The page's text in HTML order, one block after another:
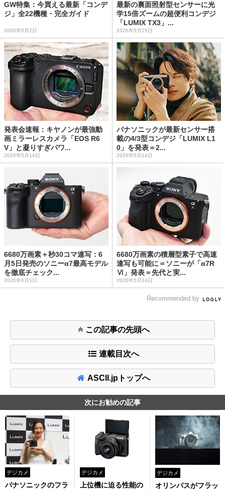
GW特集：今買える最新「コンデ
ジ」全22機種・完全ガイド
2026年5月2日
最新の裏面照射型センサーに光
学15倍ズームの超便利コンデジ
「LUMIX TX3」...
2026年5月25日
発表会速報：キヤノンが最強動
画ミラーレスカメラ「EOS R6
V」と凝りすぎパワ...
2026年5月14日
パナソニックが最新センサー搭
載の4/3型コンデジ「LUMIX L1
0」を発表＝2...
2026年5月14日
6680万画素＋秒30コマ連写：6
月5日発売のソニーα7最高モデル
を徹底チェック...
2026年6月1日
6680万画素の積層型素子で高速
連写も可能に＝ソニーが「α7R
Ⅵ」発表＝先代と実...
2026年5月14日
Recommended by
この記事の先頭へ
連載目次へ
ASCII.jpトップへ
次にお勧めの記事
デジカメ
パナソニックのフラ
デジカメ
上位機に迫る性能の
デジカメ
オリンパスがフラッ